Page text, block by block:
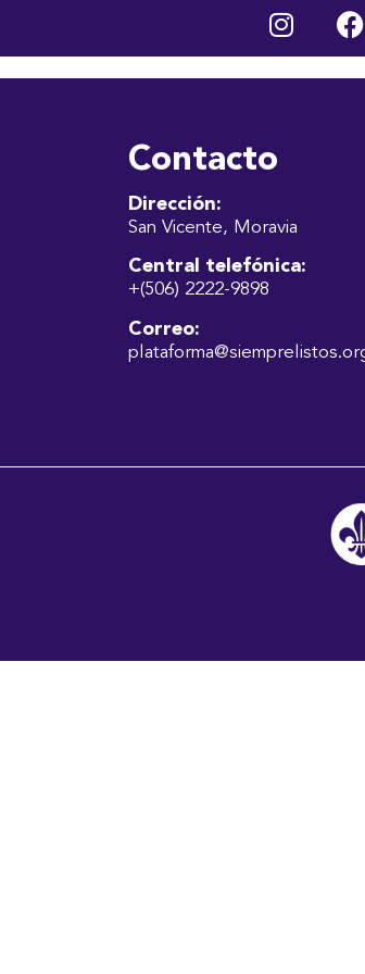
Descargas Contraloría de
MAYCOL
Contacto
Dirección:
San Vicente, Moravia
Central telefónica:
+(506) 2222-9898
Correo: